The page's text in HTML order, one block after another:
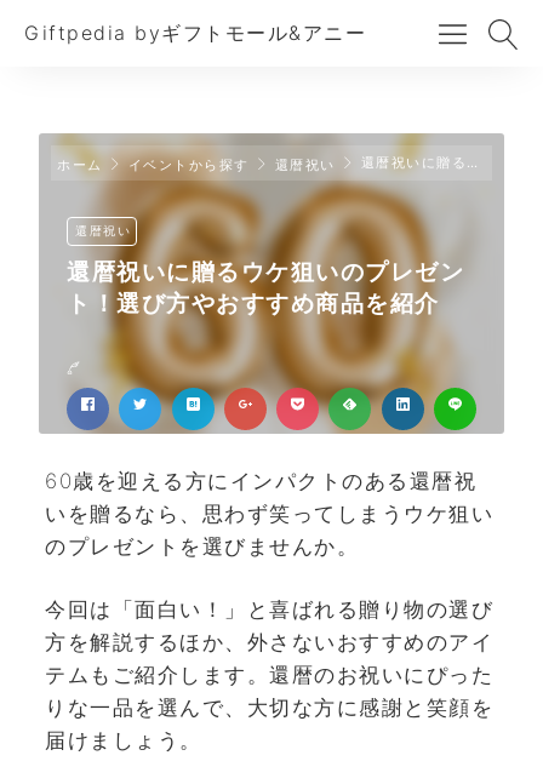
Giftpedia byギフトモール&アニー
ホーム イベントから探す 還暦祝い 還暦祝いに贈るウケ狙いのプレゼント！選び方やおすすめ商品を紹介
還暦祝い
還暦祝いに贈るウケ狙いのプレゼン
ト！選び方やおすすめ商品を紹介
60歳を迎える方にインパクトのある還暦祝
いを贈るなら、思わず笑ってしまうウケ狙い
のプレゼントを選びませんか。
今回は「面白い！」と喜ばれる贈り物の選び
方を解説するほか、外さないおすすめのアイ
テムもご紹介します。還暦のお祝いにぴった
りな一品を選んで、大切な方に感謝と笑顔を
届けましょう。